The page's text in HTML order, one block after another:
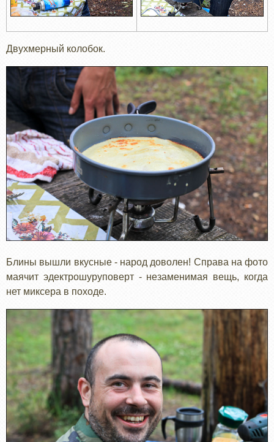
Двухмерный колобок.
Блины вышли вкусные - народ доволен! Справа на фото
маячит эдектрошуруповерт - незаменимая вещь, когда
нет миксера в походе.